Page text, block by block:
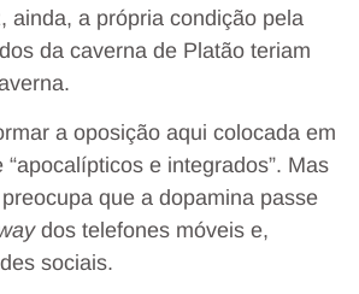
ainda, a própria condição pela
da caverna de Platão teriam
a oposição aqui colocada em
e integrados”. Mas
que a dopamina passe
dos telefones móveis e,
sociais.